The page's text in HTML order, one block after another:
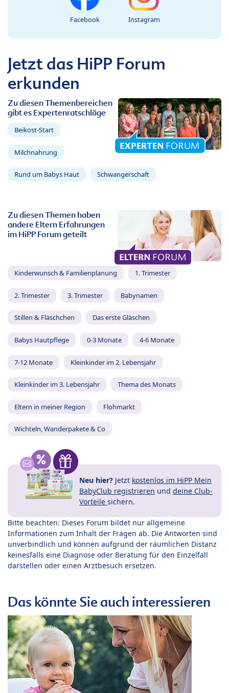
Facebook Instagram
Jetzt das HiPP Forum
erkunden
Zu diesen Themenbereichen
gibt es Expertenratschläge
Beikost-Start
Milchnahrung
Rund um Babys Haut Schwangerschaft
Zu diesen Themen haben
andere Eltern Erfahrungen
im HiPP Forum geteilt
Kinderwunsch & Familienplanung 1. Trimester
2. Trimester 3. Trimester Babynamen
Stillen & Fläschchen Das erste Gläschen
Babys Hautpflege 0-3 Monate 4-6 Monate
7-12 Monate Kleinkinder im 2. Lebensjahr
Kleinkinder im 3. Lebensjahr Thema des Monats
Eltern in meiner Region Flohmarkt
Wichteln, Wanderpakete & Co
Neu hier? Jetzt kostenlos im HiPP Mein
BabyClub registrieren und deine Club-
Vorteile sichern.
Bitte beachten: Dieses Forum bildet nur allgemeine
Informationen zum Inhalt der Fragen ab. Die Antworten sind
unverbindlich und können aufgrund der räumlichen Distanz
keinesfalls eine Diagnose oder Beratung für den Einzelfall
darstellen oder einen Arztbesuch ersetzen.
Das könnte Sie auch interessieren